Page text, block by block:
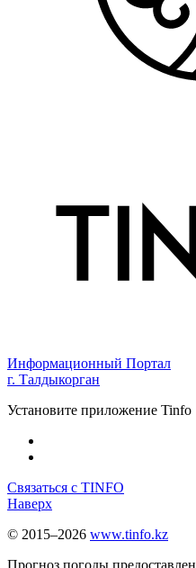
Информационный Портал
г. Талдыкорган
Установите приложение Tinfo
Связаться с TINFO
Наверх
© 2015–2026 www.tinfo.kz